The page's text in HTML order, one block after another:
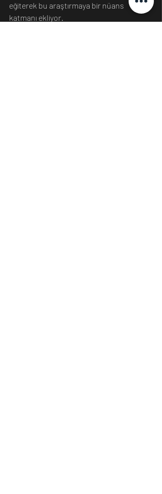
eğiterek bu araştırmaya bir nüans
katmanı ekliyor.